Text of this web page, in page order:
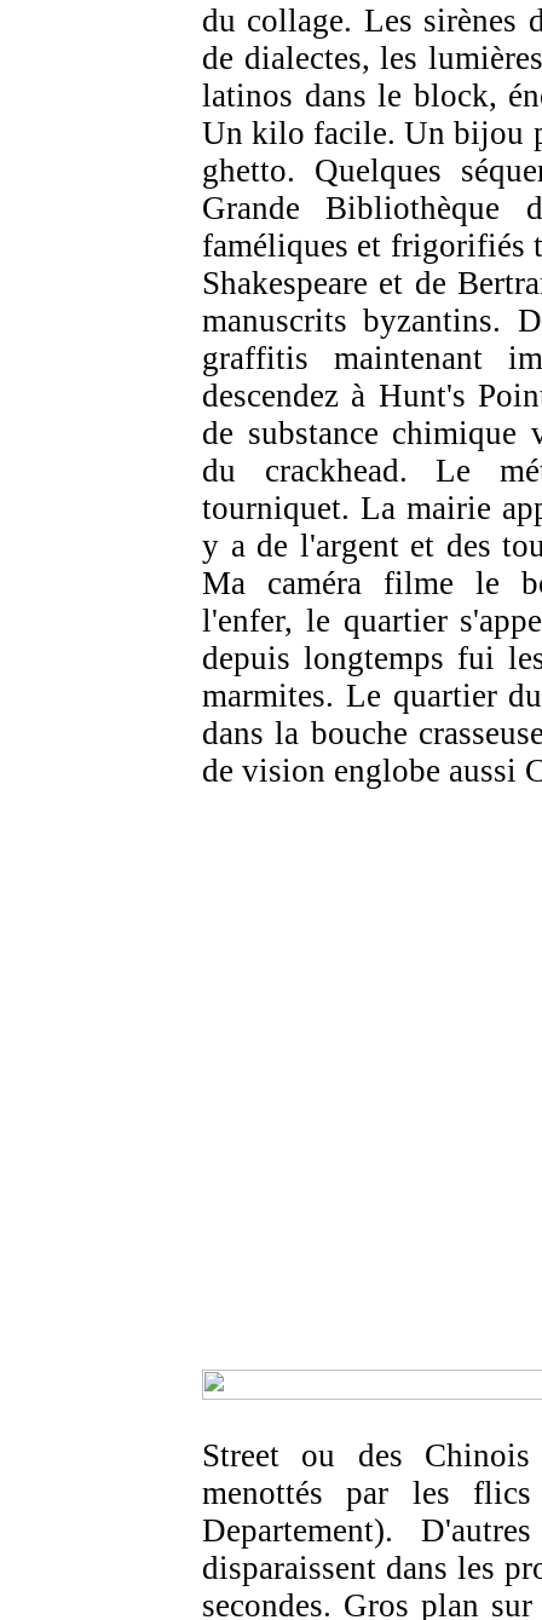
du collage. Les sirènes
de dialectes, les
latinos dans le block,
Un kilo facile. Un bijou
ghetto. Quelques
Grande
faméliques et frigorifiés
Shakespeare et de
manuscrits byzantins.
graffitis maintenant
descendez à Hunt's
de substance chimique
du crackhead. Le
tourniquet. La mairie
y a de l'argent et des
Ma caméra filme le
l'enfer, le quartier
depuis longtemps fui
marmites. Le quartier
dans la bouche
de vision englobe aussi
Street ou des
menottés par les
Departement).
disparaissent dans les
secondes. Gros plan